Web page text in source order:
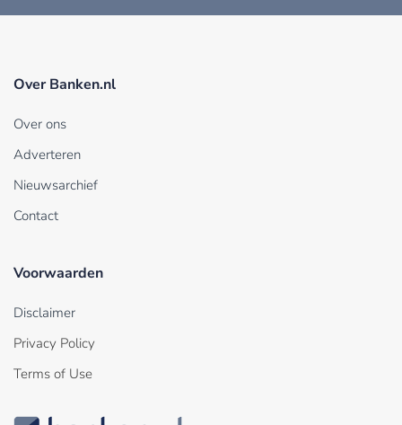
Over Banken.nl
Over ons
Adverteren
Nieuwsarchief
Contact
Voorwaarden
Disclaimer
Privacy Policy
Terms of Use